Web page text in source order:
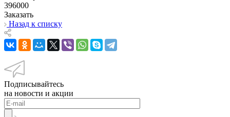
396000
Заказать
Назад к списку
Подписывайтесь
на новости и акции